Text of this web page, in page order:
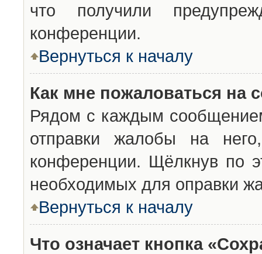
что получили
конференции.
Вернуться к началу
Как мне пожаловаться на
Рядом с каждым
отправки жалобы на
конференции. Щёлкнув по
необходимых для оправки
Вернуться к началу
Что означает кнопка